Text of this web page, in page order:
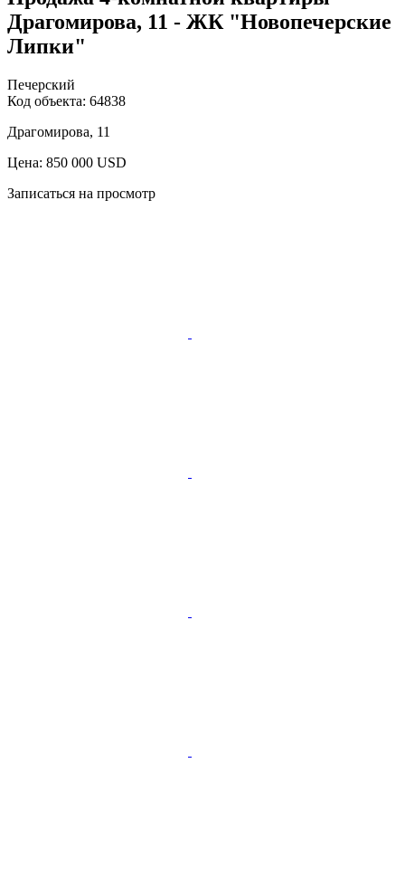
Драгомирова, 11 - ЖК "Новопечерские
Липки"
Печерский
Код объекта: 64838
Драгомирова, 11
Цена: 850 000 USD
Записаться на просмотр